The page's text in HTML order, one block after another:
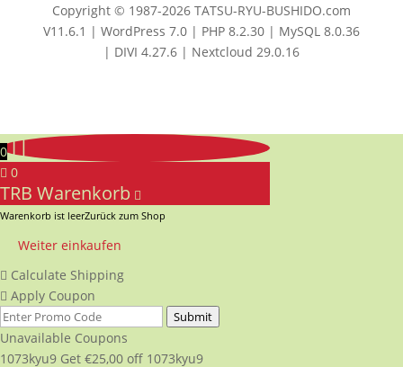
Copyright © 1987-2026 TATSU-RYU-BUSHIDO.com
V11.6.1 | WordPress 7.0 | PHP 8.2.30 | MySQL 8.0.36
| DIVI 4.27.6 | Nextcloud 29.0.16
0
0
TRB Warenkorb
Warenkorb ist leerZurück zum Shop
Weiter einkaufen
Calculate Shipping
Apply Coupon
Submit
Unavailable Coupons
1073kyu9 Get €25,00 off 1073kyu9